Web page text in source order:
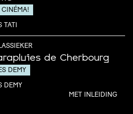
TATI
de Cherbourg
DEMY
DEMY
MET INLEIDING